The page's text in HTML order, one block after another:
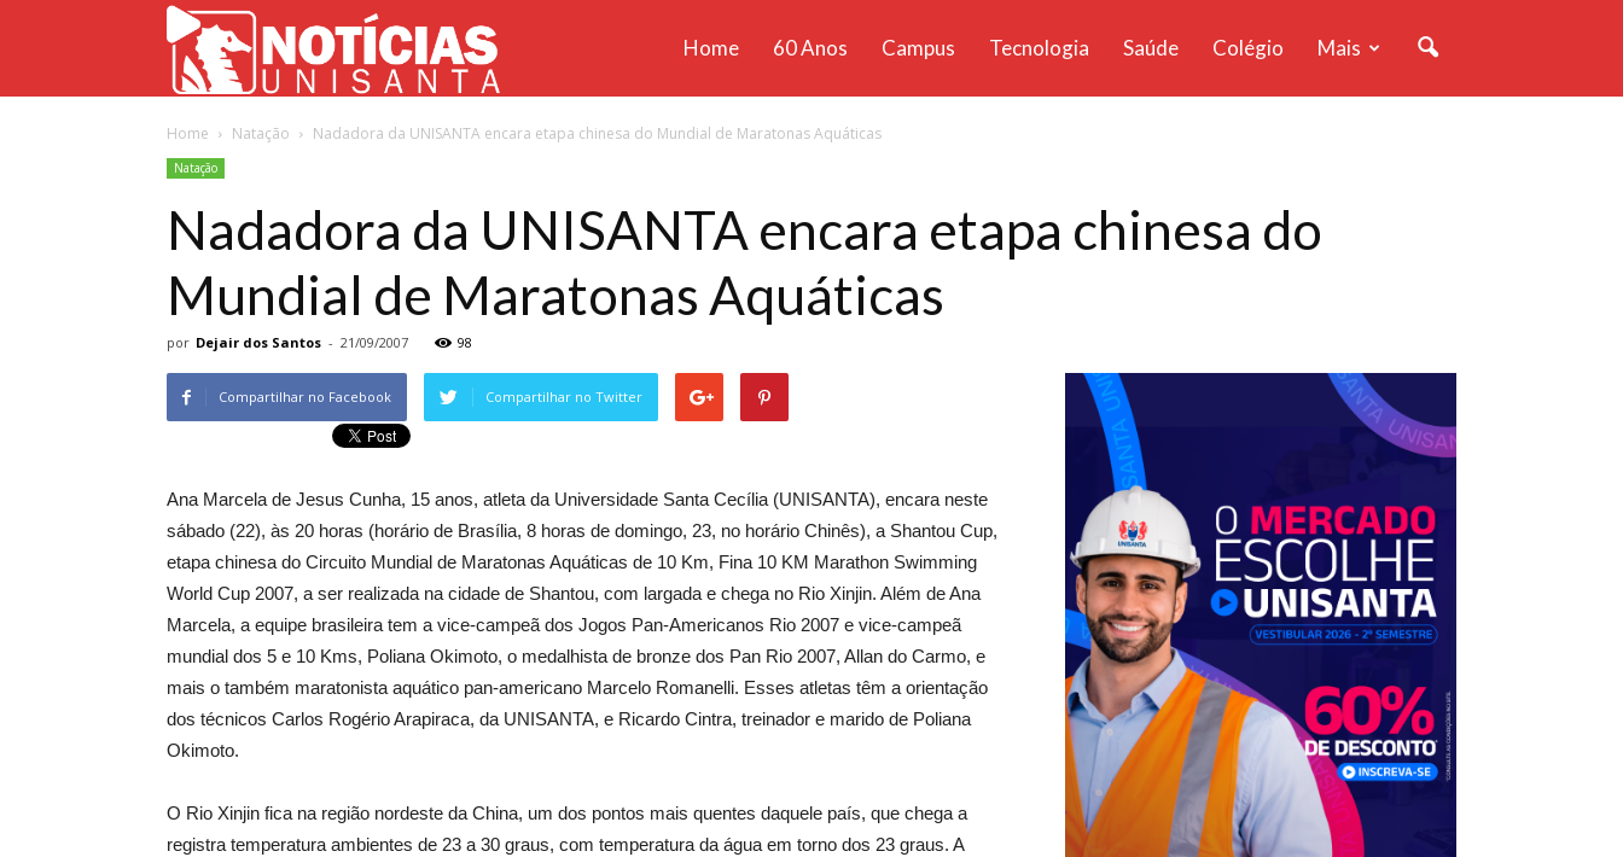
Unisanta
Home 60 Anos Campus Tecnologia Saúde Colégio Mais
Home Natação Nadadora da UNISANTA encara etapa chinesa do Mundial de Maratonas Aquáticas
Natação
Nadadora da UNISANTA encara etapa chinesa do
Mundial de Maratonas Aquáticas
por Dejair dos Santos - 21/09/2007 98
Compartilhar no Facebook Compartilhar no Twitter
Ana Marcela de Jesus Cunha, 15 anos, atleta da Universidade Santa Cecília (UNISANTA), encara neste
sábado (22), às 20 horas (horário de Brasília, 8 horas de domingo, 23, no horário Chinês), a Shantou Cup,
etapa chinesa do Circuito Mundial de Maratonas Aquáticas de 10 Km, Fina 10 KM Marathon Swimming
World Cup 2007, a ser realizada na cidade de Shantou, com largada e chega no Rio Xinjin. Além de Ana
Marcela, a equipe brasileira tem a vice-campeã dos Jogos Pan-Americanos Rio 2007 e vice-campeã
mundial dos 5 e 10 Kms, Poliana Okimoto, o medalhista de bronze dos Pan Rio 2007, Allan do Carmo, e
mais o também maratonista aquático pan-americano Marcelo Romanelli. Esses atletas têm a orientação
dos técnicos Carlos Rogério Arapiraca, da UNISANTA, e Ricardo Cintra, treinador e marido de Poliana
Okimoto.
O Rio Xinjin fica na região nordeste da China, um dos pontos mais quentes daquele país, que chega a
registra temperatura ambientes de 23 a 30 graus, com temperatura da água em torno dos 23 graus. A